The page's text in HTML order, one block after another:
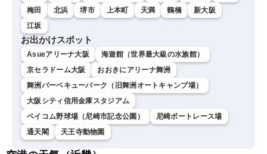
梅田
北浜 堺市 上本町 天満 鶴橋
新大阪
江坂
お出かけスポット
Asueアリーナ大阪
海遊館（世界最大級の水族館）
京セラドーム大阪
おおきにアリーナ舞洲
舞洲バーベキューパーク（旧舞洲オートキャンプ場）
大阪シティ信用金庫スタジアム
ベイコム野球場（尼崎市記念公園）
尼崎ボートレース場
通天閣
天王寺動物園